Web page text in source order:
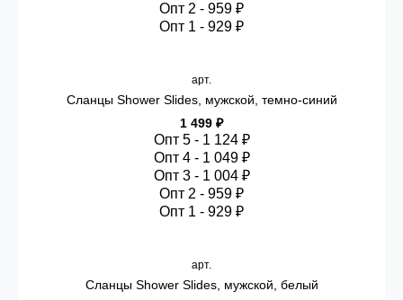
Опт 2 - 959 ₽
Опт 1 - 929 ₽
арт.
Сланцы Shower Slides, мужской, темно-синий
1 499 ₽
Опт 5 - 1 124 ₽
Опт 4 - 1 049 ₽
Опт 3 - 1 004 ₽
Опт 2 - 959 ₽
Опт 1 - 929 ₽
арт.
Сланцы Shower Slides, мужской, белый